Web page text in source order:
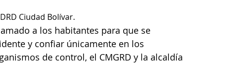
Ciudad Bolívar.
a los habitantes para que se
y confiar únicamente en los
de control, el CMGRD y la alcaldía